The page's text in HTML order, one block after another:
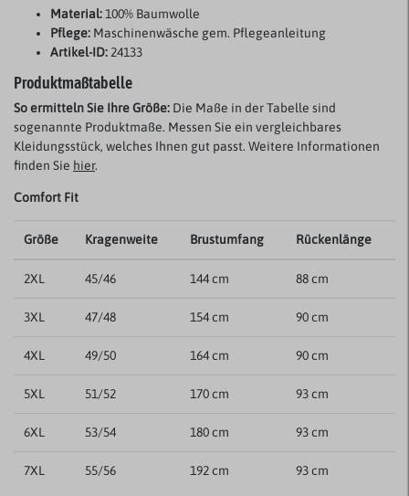
Material:100% Baumwolle
Pflege: Maschinenwäsche gem. Pflegeanleitung
Artikel-ID:24133
Produktmaßtabelle
So ermitteln Sie Ihre Größe: Die Maße in der Tabelle sind
sogenannte Produktmaße. Messen Sie ein vergleichbares
Kleidungsstück, welches Ihnen gut passt. Weitere Informationen
finden Sie hier.
Comfort Fit
Größe Kragenweite Brustumfang Rückenlänge
2XL 45/46 144 cm 88 cm
3XL 47/48 154 cm 90 cm
4XL 49/50 164 cm 90 cm
5XL 51/52 170 cm 93 cm
6XL 53/54 180 cm 93 cm
7XL 55/56 192 cm 93 cm